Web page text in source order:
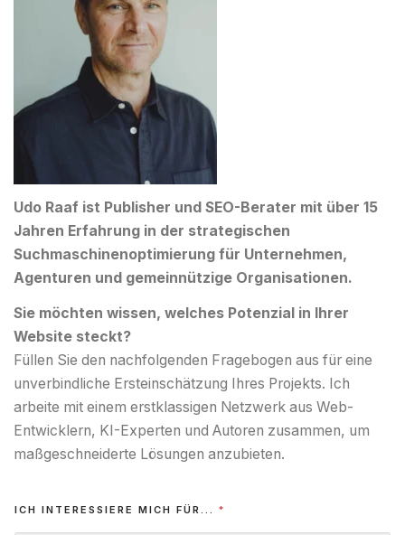
Udo Raaf ist Publisher und SEO-Berater mit über 15
Jahren Erfahrung in der strategischen
Suchmaschinenoptimierung für Unternehmen,
Agenturen und gemeinnützige Organisationen.
Sie möchten wissen, welches Potenzial in Ihrer
Website steckt?
Füllen Sie den nachfolgenden Fragebogen aus für eine
unverbindliche Ersteinschätzung Ihres Projekts. Ich
arbeite mit einem erstklassigen Netzwerk aus Web-
Entwicklern, KI-Experten und Autoren zusammen, um
maßgeschneiderte Lösungen anzubieten.
ICH INTERESSIERE MICH FÜR... *